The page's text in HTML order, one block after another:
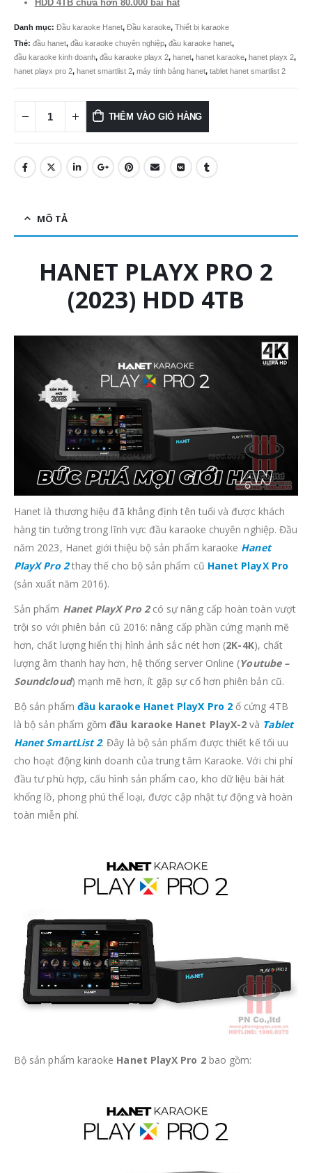
HDD 4TB chứa hơn 80.000 bài hát
Danh mục: Đầu karaoke Hanet, Đầu karaoke, Thiết bị karaoke
Thẻ: đầu hanet, đầu karaoke chuyên nghiệp, đầu karaoke hanet,
đầu karaoke kinh doanh, đầu karaoke playx 2, hanet, hanet karaoke, hanet playx 2,
hanet playx pro 2, hanet smartlist 2, máy tính bảng hanet, tablet hanet smartlist 2
THÊM VÀO GIỎ HÀNG
MÔ TẢ
HANET PLAYX PRO 2
(2023) HDD 4TB
Hanet là thương hiệu đã khẳng định tên tuổi và được khách
hàng tin tưởng trong lĩnh vực đầu karaoke chuyên nghiệp. Đầu
năm 2023, Hanet giới thiệu bộ sản phẩm karaoke Hanet
PlayX Pro 2thay thế cho bộ sản phẩm cũ Hanet PlayX Pro
(sản xuất năm 2016).
Sản phẩm Hanet PlayX Pro 2có sự nâng cấp hoàn toàn vượt
trội so với phiên bản cũ 2016: nâng cấp phần cứng mạnh mẽ
hơn, chất lượng hiển thị hình ảnh sắc nét hơn (2K-4K), chất
lượng âm thanh hay hơn, hệ thống server Online (Youtube –
Soundcloud) mạnh mẽ hơn, ít gặp sự cố hơn phiên bản cũ.
Bộ sản phẩm đầu karaoke Hanet PlayX Pro 2ổ cứng 4TB
là bộ sản phẩm gồmđầu karaoke Hanet PlayX-2và Tablet
Hanet SmartList 2. Đây là bộ sản phẩm được thiết kế tối uu
cho hoạt động kinh doanh của trung tâm Karaoke. Với chi phí
đầu tư phù hợp, cấu hình sản phẩm cao, kho dữ liệu bài hát
khổng lồ, phong phú thể loại, được cập nhật tự động và hoàn
toàn miễn phí.
Bộ sản phẩm karaoke Hanet PlayX Pro 2bao gồm: